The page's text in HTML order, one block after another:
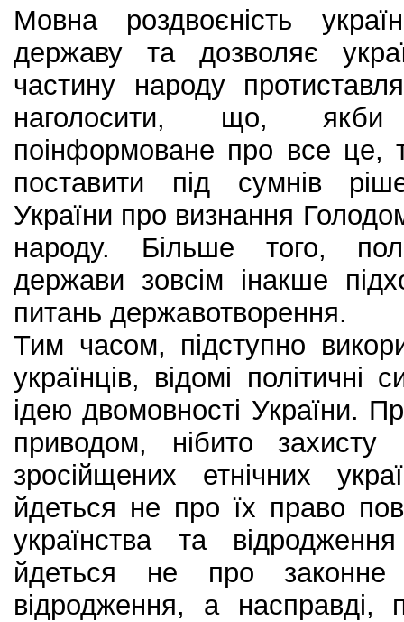
Мовна роздвоєність
державу та дозволяє
частину народу
наголосити, що, якби
поінформоване про все це,
поставити під сумнів
України про визнання
народу. Більше того,
держави зовсім інакше
питань державотворення.
Тим часом, підступно
українців, відомі політичні
ідею двомовності України.
приводом, нібито
зросійщених етнічних
йдеться не про їх право
українства та
йдеться не про законне
відродження, а насправді,